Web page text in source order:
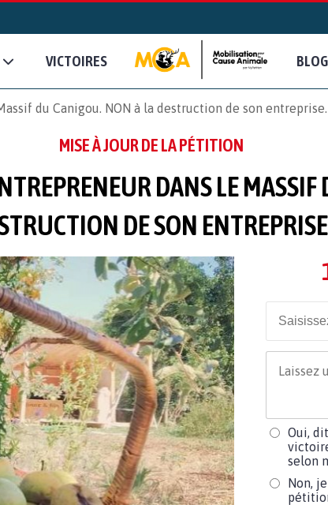
VICTOIRES BLOG
du Canigou. NON à la destruction de son entreprise.
MISE À JOUR DE LA PÉTITION
DANS LE
DE SON
Oui,
selon
Non,